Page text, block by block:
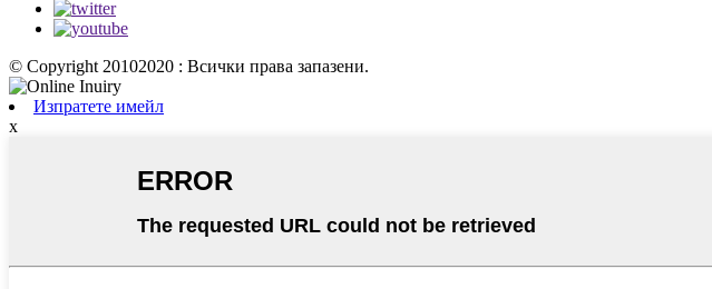
© Copyright 20102020 : Всички права запазени.
Изпратете имейл
x